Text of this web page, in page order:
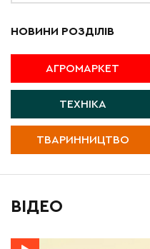
НОВИНИ РОЗДІЛІВ
АГРОМАРКЕТ
ТЕХНІКА
ТВАРИННИЦТВО
ВІДЕО